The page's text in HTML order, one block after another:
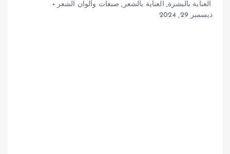
العناية بالبشرة,العناية بالشعر,صبغات وألوان الشعر
ديسمبر 29, 2024